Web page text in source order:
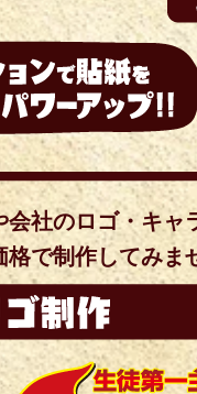
会社のロゴ・キャ
格で制作してみま